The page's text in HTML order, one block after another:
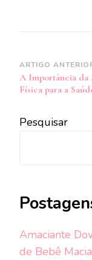
de
post
ARTIGO
A Importância da
Física para a
Pesquisar
Amaciante
de Bebê